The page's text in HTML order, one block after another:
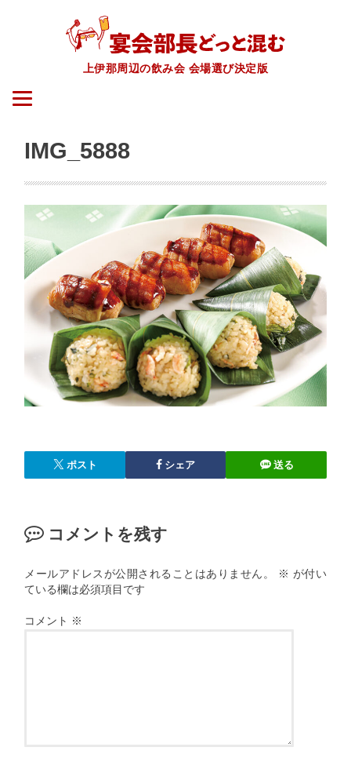
上伊那周辺の飲み会 会場選び決定版
IMG_5888
ポスト シェア 送る
コメントを残す
メールアドレスが公開されることはありません。 ※ が付い
ている欄は必須項目です
コメント ※